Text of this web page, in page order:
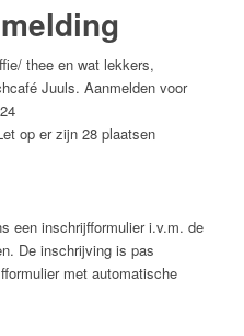
thee en wat lekkers,
Juuls. Aanmelden voor
op er zijn 28 plaatsen
een inschrijfformulier i.v.m. de
De inschrijving is pas
met automatische